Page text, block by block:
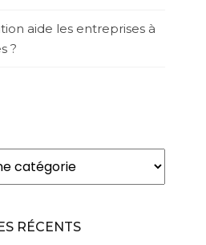
aide les entreprises à
?
RÉCENTS